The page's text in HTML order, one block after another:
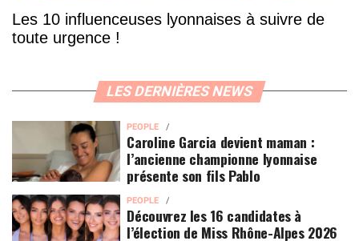
Les 10 influenceuses lyonnaises à suivre de
toute urgence !
LES DERNIÈRES NEWS
PEOPLE
Caroline Garcia devient maman :
l’ancienne championne lyonnaise
présente son fils Pablo
PEOPLE
Découvrez les 16 candidates à
l’élection de Miss Rhône-Alpes 2026